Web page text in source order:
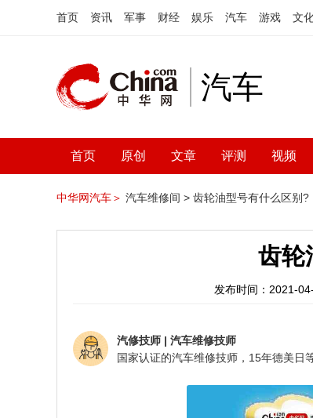
首页 资讯 军事 财经 娱乐 汽车 游戏 文
汽车
首页 原创 文章 评测 视频
中华网汽车＞ 汽车维修间 > 齿轮油型号有什么区别?
齿轮
发布时间：2021-
汽修技师 | 汽车维修技师